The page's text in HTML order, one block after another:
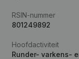
RSIN-nummer
801249892
Hoofdactiviteit
Runder- varkens-